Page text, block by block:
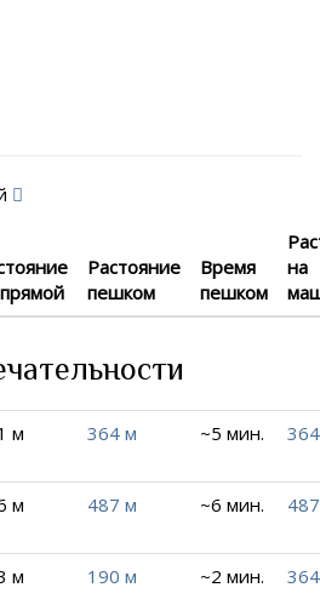
Растояние
пешком
Время
пешком
на
м 364 м ~5 мин.
м 487 м ~6 мин.
м 190 м ~2 мин.